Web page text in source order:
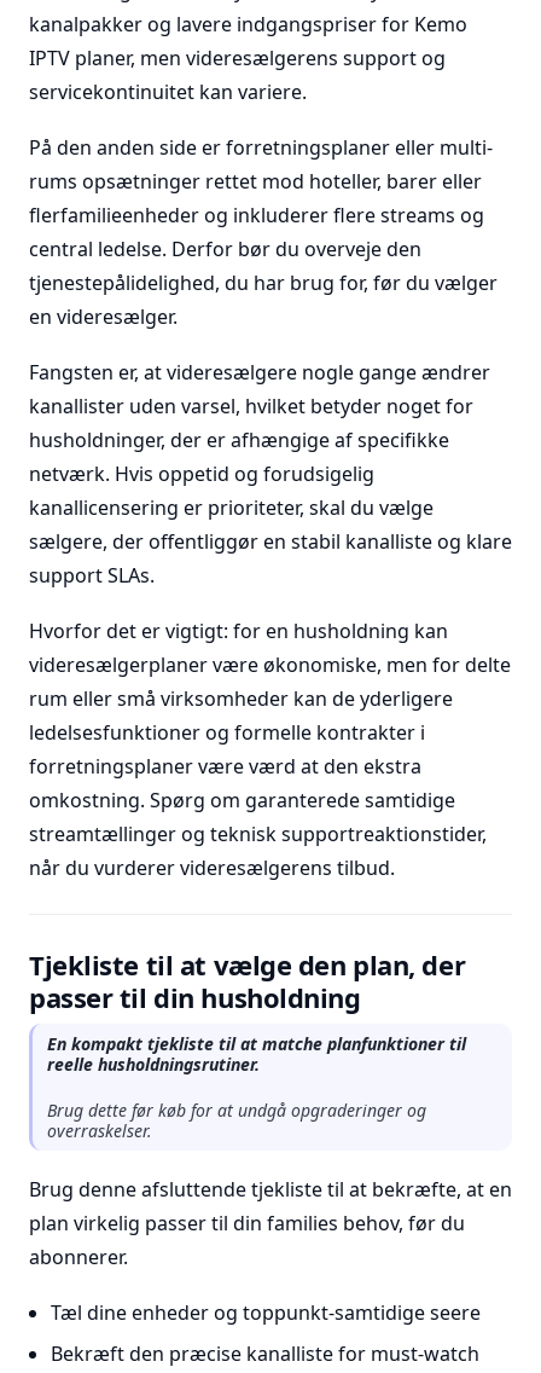
kanalpakker og lavere indgangspriser for Kemo
IPTV planer, men videresælgerens support og
servicekontinuitet kan variere.
På den anden side er forretningsplaner eller multi-
rums opsætninger rettet mod hoteller, barer eller
flerfamilieenheder og inkluderer flere streams og
central ledelse. Derfor bør du overveje den
tjenestepålidelighed, du har brug for, før du vælger
en videresælger.
Fangsten er, at videresælgere nogle gange ændrer
kanallister uden varsel, hvilket betyder noget for
husholdninger, der er afhængige af specifikke
netværk. Hvis oppetid og forudsigelig
kanallicensering er prioriteter, skal du vælge
sælgere, der offentliggør en stabil kanalliste og klare
support SLAs.
Hvorfor det er vigtigt: for en husholdning kan
videresælgerplaner være økonomiske, men for delte
rum eller små virksomheder kan de yderligere
ledelsesfunktioner og formelle kontrakter i
forretningsplaner være værd at den ekstra
omkostning. Spørg om garanterede samtidige
streamtællinger og teknisk supportreaktionstider,
når du vurderer videresælgerens tilbud.
Tjekliste til at vælge den plan, der
passer til din husholdning
En kompakt tjekliste til at matche planfunktioner til
reelle husholdningsrutiner.
Brug dette før køb for at undgå opgraderinger og
overraskelser.
Brug denne afsluttende tjekliste til at bekræfte, at en
plan virkelig passer til din families behov, før du
abonnerer.
Tæl dine enheder og toppunkt-samtidige seere
Bekræft den præcise kanalliste for must-watch